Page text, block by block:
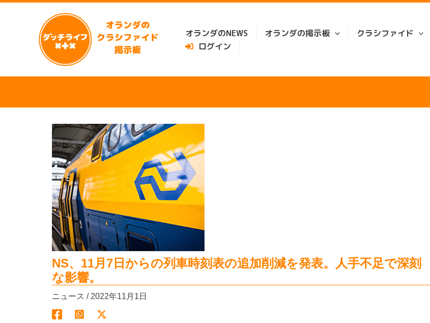
ッ
オランダのNEWS オランダの掲示板 クラシファイド
ログイン
NS、11月7日からの列車時刻表の追加削減を発表。人手不足で深刻
な影響。
ニュース / 2022年11月1日